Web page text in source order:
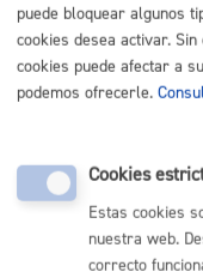
Padrón Municipal de
electrónico
puede bloquear algunos
cookies desea activar.
cookies puede afectar a
podemos ofrecerle.
Cookies
Estas cookies
nuestra web.
correcto